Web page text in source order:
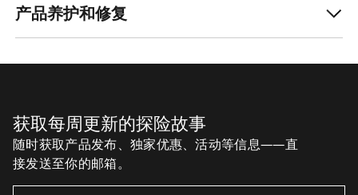
产品养护和修复
获取每周更新的探险故事
随时获取产品发布、独家优惠、活动等信息——直
接发送至你的邮箱。